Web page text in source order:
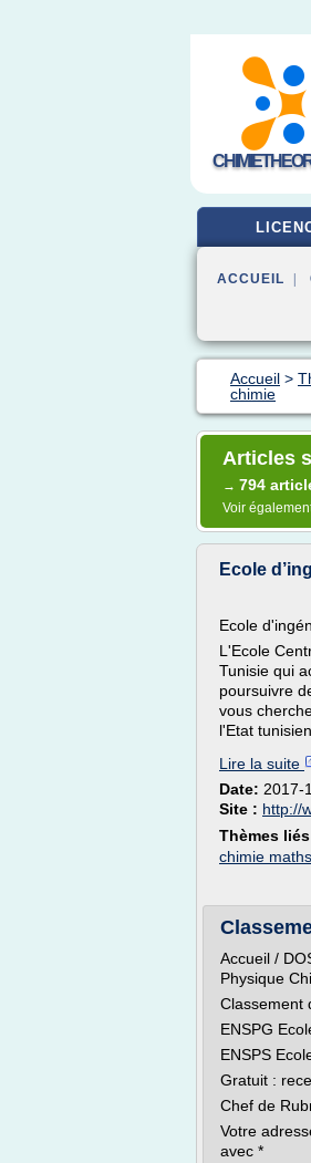
ACCUEIL |
Accueil >
chimie
Articles
→ 794
Voir
Ecole
Ecole
L'Ecole
Tunisie qui
poursuivre
vous
l'Etat
Lire la suite
Date: 2017-
Site : http://
Thèmes
chimie maths
Accueil /
Physique
Classement
ENSPG
ENSPS
Gratuit :
Chef de
Votre
avec *